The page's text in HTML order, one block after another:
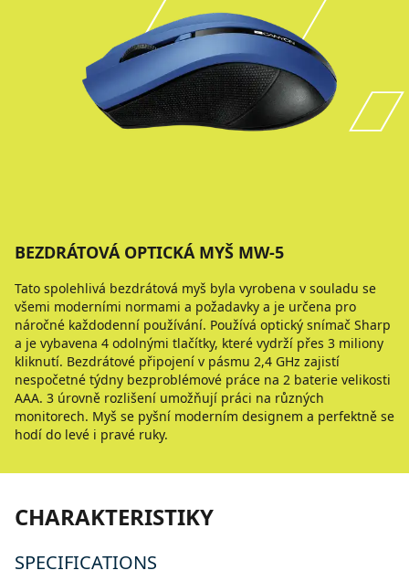
BEZDRÁTOVÁ OPTICKÁ MYŠ MW-5
Tato spolehlivá bezdrátová myš byla vyrobena v souladu se
všemi moderními normami a požadavky a je určena pro
náročné každodenní používání. Používá optický snímač Sharp
a je vybavena 4 odolnými tlačítky, které vydrží přes 3 miliony
kliknutí. Bezdrátové připojení v pásmu 2,4 GHz zajistí
nespočetné týdny bezproblémové práce na 2 baterie velikosti
AAA. 3 úrovně rozlišení umožňují práci na různých
monitorech. Myš se pyšní moderním designem a perfektně se
hodí do levé i pravé ruky.
CHARAKTERISTIKY
SPECIFICATIONS